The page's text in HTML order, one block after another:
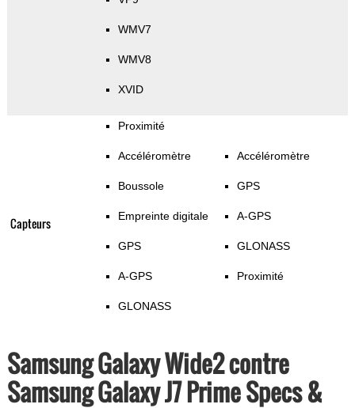
WMV7
WMV8
XVID
Capteurs
Proximité
Accéléromètre
Boussole
Empreinte digitale
GPS
A-GPS
GLONASS
Accéléromètre
GPS
A-GPS
GLONASS
Proximité
Samsung Galaxy Wide2 contre
Samsung Galaxy J7 Prime Specs &